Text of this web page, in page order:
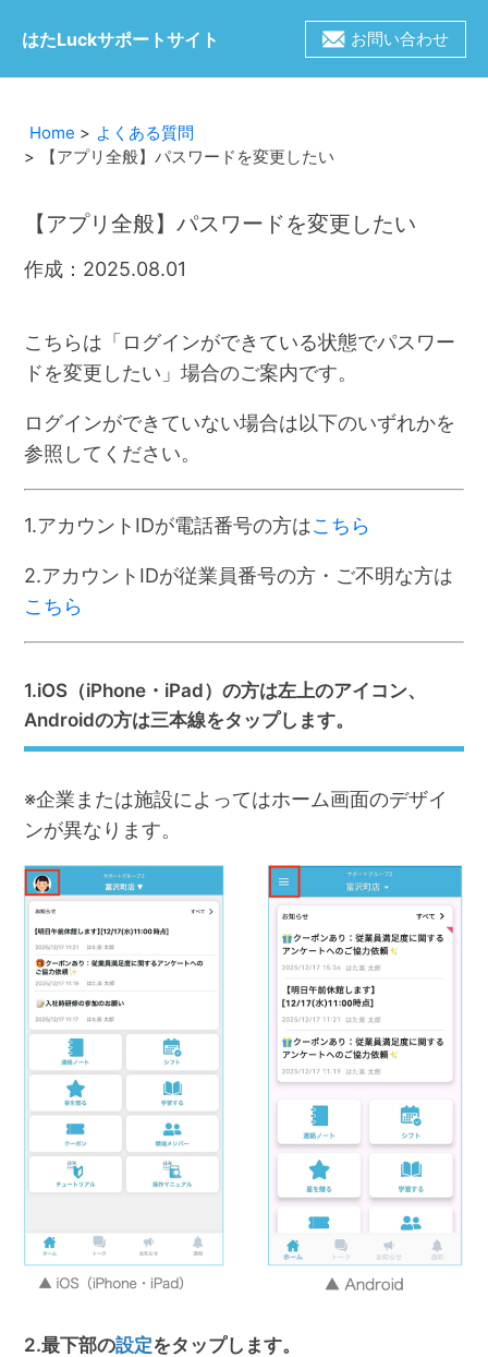
はたLuckサポートサイト お問い合わせ
Home
よくある質問
【アプリ全般】パスワードを変更したい
【アプリ全般】パスワードを変更したい
作成：2025.08.01
こちらは「ログインができている状態でパスワー
ドを変更したい」場合のご案内です。
ログインができていない場合は以下のいずれかを
参照してください。
1.アカウントIDが電話番号の方はこちら
2.アカウントIDが従業員番号の方・ご不明な方は
こちら
1.iOS（iPhone・iPad）の方は左上のアイコン、
Androidの方は三本線をタップします。
※企業または施設によってはホーム画面のデザイ
ンが異なります。
2.最下部の設定をタップします。